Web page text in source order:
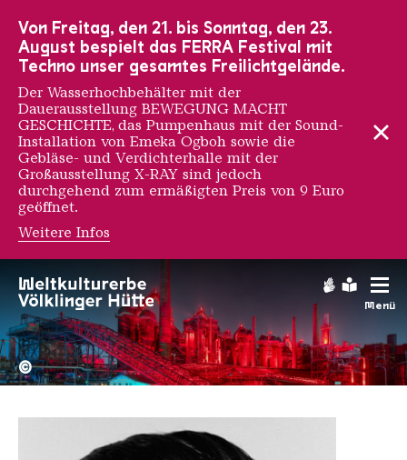
Menü
Seth One
Hochofengruppe in Rot
Copyright:
©
Von Freitag, den 21. bis Sonntag, den 23.
August bespielt das FERRA Festival mit
Techno unser gesamtes Freilichtgelände.
Der Wasserhochbehälter mit der
Dauerausstellung BEWEGUNG MACHT
GESCHICHTE, das Pumpenhaus mit der Sound-
Installation von Emeka Ogboh sowie die
Gebläse- und Verdichterhalle mit der
Großausstellung X-RAY sind jedoch
durchgehend zum ermäßigten Preis von 9 Euro
geöffnet.
Weitere Infos